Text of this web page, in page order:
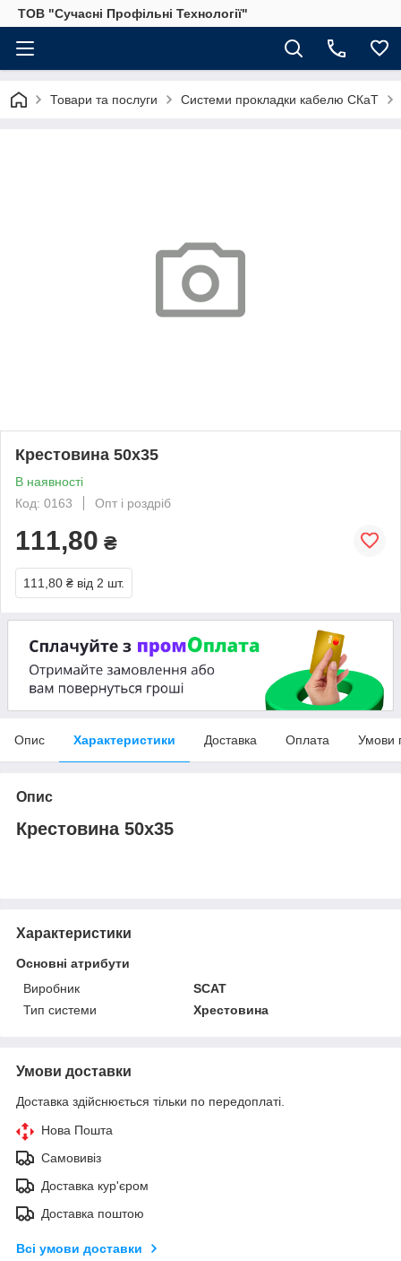
ТОВ "Сучасні Профільні Технології"
Товари та послуги Системи прокладки кабелю СКаТ
Крестовина 50х35
В наявності
Код: 0163
Опт і роздріб
111,80 ₴
111,80 ₴ від 2 шт.
Опис Характеристики Доставка Оплата Умови
Опис
Крестовина 50х35
Характеристики
Основні атрибути
Виробник
SCAT
Тип системи
Хрестовина
Умови доставки
Доставка здійснюється тільки по передоплаті.
Нова Пошта
Самовивіз
Доставка кур'єром
Доставка поштою
Всі умови доставки